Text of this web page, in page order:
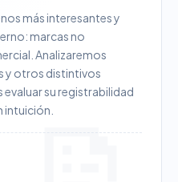
más interesantes y
marcas no
Analizaremos
y otros distintivos
su registrabilidad